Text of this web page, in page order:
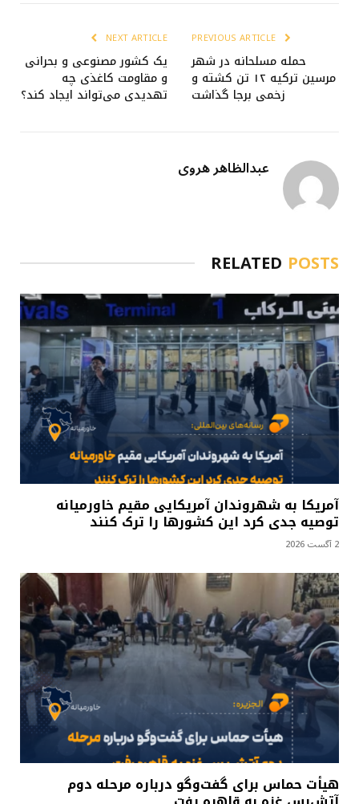
حمله مسلحانه در شهر
مرسین ترکیه ۱۲ تن کشته و
زخمی برجا گذاشت
NEXT ARTICLE
یک کشور مصنوعی و بحرانی
و مقاومت کاغذی چه
تهدیدی می‌تواند ایجاد کند؟
عبدالظاهر هروی
RELATED POSTS
آمریکا به شهروندان آمریکایی مقیم خاورمیانه
توصیه جدی کرد این کشورها را ترک کنند
2 آگست 2026
هیأت حماس برای گفت‌وگو درباره مرحله دوم